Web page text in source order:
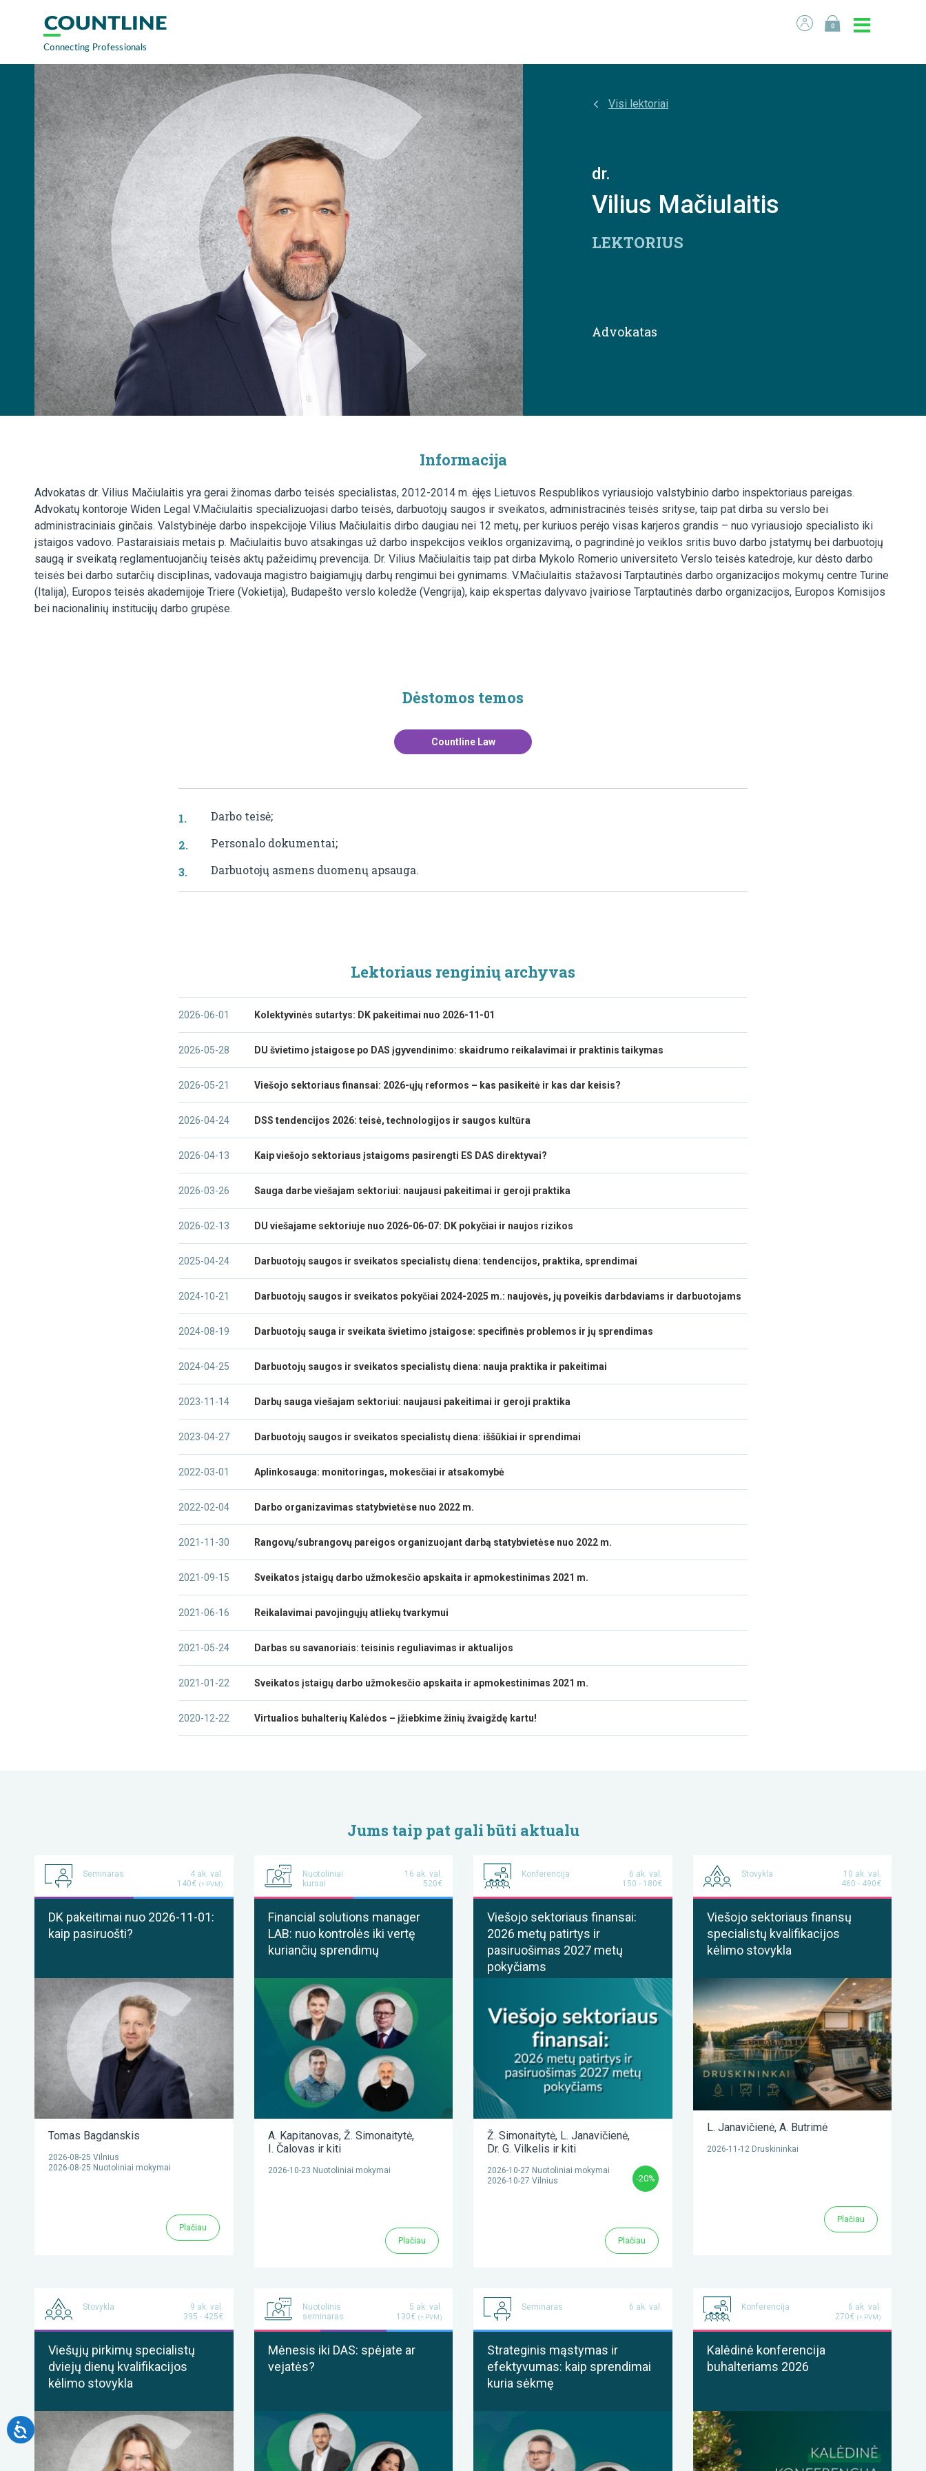
0
Visi lektoriai
dr.
Vilius Mačiulaitis
LEKTORIUS
Advokatas
Informacija
Advokatas dr. Vilius Mačiulaitis yra gerai žinomas darbo teisės specialistas, 2012-2014 m. ėjęs Lietuvos Respublikos vyriausiojo valstybinio darbo inspektoriaus pareigas.
Advokatų kontoroje Widen Legal V.Mačiulaitis specializuojasi darbo teisės, darbuotojų saugos ir sveikatos, administracinės teisės srityse, taip pat dirba su verslo bei
administraciniais ginčais. Valstybinėje darbo inspekcijoje Vilius Mačiulaitis dirbo daugiau nei 12 metų, per kuriuos perėjo visas karjeros grandis – nuo vyriausiojo specialisto iki
įstaigos vadovo. Pastaraisiais metais p. Mačiulaitis buvo atsakingas už darbo inspekcijos veiklos organizavimą, o pagrindinė jo veiklos sritis buvo darbo įstatymų bei darbuotojų
saugą ir sveikatą reglamentuojančių teisės aktų pažeidimų prevencija. Dr. Vilius Mačiulaitis taip pat dirba Mykolo Romerio universiteto Verslo teisės katedroje, kur dėsto darbo
teisės bei darbo sutarčių disciplinas, vadovauja magistro baigiamųjų darbų rengimui bei gynimams. V.Mačiulaitis stažavosi Tarptautinės darbo organizacijos mokymų centre Turine
(Italija), Europos teisės akademijoje Triere (Vokietija), Budapešto verslo koledže (Vengrija), kaip ekspertas dalyvavo įvairiose Tarptautinės darbo organizacijos, Europos Komisijos
bei nacionalinių institucijų darbo grupėse.
Dėstomos temos
Countline Law
Darbo teisė;
Personalo dokumentai;
Darbuotojų asmens duomenų apsauga.
Lektoriaus renginių archyvas
2026-06-01 Kolektyvinės sutartys: DK pakeitimai nuo 2026-11-01
2026-05-28 DU švietimo įstaigose po DAS įgyvendinimo: skaidrumo reikalavimai ir praktinis taikymas
2026-05-21 Viešojo sektoriaus finansai: 2026-ųjų reformos – kas pasikeitė ir kas dar keisis?
2026-04-24 DSS tendencijos 2026: teisė, technologijos ir saugos kultūra
2026-04-13 Kaip viešojo sektoriaus įstaigoms pasirengti ES DAS direktyvai?
2026-03-26 Sauga darbe viešajam sektoriui: naujausi pakeitimai ir geroji praktika
2026-02-13 DU viešajame sektoriuje nuo 2026-06-07: DK pokyčiai ir naujos rizikos
2025-04-24 Darbuotojų saugos ir sveikatos specialistų diena: tendencijos, praktika, sprendimai
2024-10-21 Darbuotojų saugos ir sveikatos pokyčiai 2024-2025 m.: naujovės, jų poveikis darbdaviams ir darbuotojams
2024-08-19 Darbuotojų sauga ir sveikata švietimo įstaigose: specifinės problemos ir jų sprendimas
2024-04-25 Darbuotojų saugos ir sveikatos specialistų diena: nauja praktika ir pakeitimai
2023-11-14 Darbų sauga viešajam sektoriui: naujausi pakeitimai ir geroji praktika
2023-04-27 Darbuotojų saugos ir sveikatos specialistų diena: iššūkiai ir sprendimai
2022-03-01 Aplinkosauga: monitoringas, mokesčiai ir atsakomybė
2022-02-04 Darbo organizavimas statybvietėse nuo 2022 m.
2021-11-30 Rangovų/subrangovų pareigos organizuojant darbą statybvietėse nuo 2022 m.
2021-09-15 Sveikatos įstaigų darbo užmokesčio apskaita ir apmokestinimas 2021 m.
2021-06-16 Reikalavimai pavojingųjų atliekų tvarkymui
2021-05-24 Darbas su savanoriais: teisinis reguliavimas ir aktualijos
2021-01-22 Sveikatos įstaigų darbo užmokesčio apskaita ir apmokestinimas 2021 m.
2020-12-22 Virtualios buhalterių Kalėdos – įžiebkime žinių žvaigždę kartu!
Jums taip pat gali būti aktualu
Seminaras
4 ak. val.
140€ (+ PVM)
DK pakeitimai nuo 2026-11-01:
kaip pasiruošti?
Tomas Bagdanskis
2026-08-25 Vilnius
2026-08-25 Nuotoliniai mokymai
Plačiau
Nuotoliniai
kursai
16 ak. val.
520€
Financial solutions manager
LAB: nuo kontrolės iki vertę
kuriančių sprendimų
A. Kapitanovas, Ž. Simonaitytė,
I. Čalovas ir kiti
2026-10-23 Nuotoliniai mokymai
Plačiau
Konferencija
6 ak. val.
150 - 180€
Viešojo sektoriaus finansai:
2026 metų patirtys ir
pasiruošimas 2027 metų
pokyčiams
Ž. Simonaitytė, L. Janavičienė,
Dr. G. Vilkelis ir kiti
2026-10-27 Nuotoliniai mokymai
2026-10-27 Vilnius
-20%
Plačiau
Stovykla
10 ak. val.
460 - 490€
Viešojo sektoriaus finansų
specialistų kvalifikacijos
kėlimo stovykla
L. Janavičienė, A. Butrimė
2026-11-12 Druskininkai
Plačiau
Stovykla
9 ak. val.
395 - 425€
Viešųjų pirkimų specialistų
dviejų dienų kvalifikacijos
kėlimo stovykla
Nuotolinis
seminaras
5 ak. val.
130€ (+ PVM)
Mėnesis iki DAS: spėjate ar
vejatės?
Seminaras 6 ak. val.
Strateginis mąstymas ir
efektyvumas: kaip sprendimai
kuria sėkmę
Konferencija
6 ak. val.
270€ (+ PVM)
Kalėdinė konferencija
buhalteriams 2026